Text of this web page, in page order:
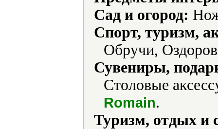
Сад и огород:
Спорт, туризм,
Обручи,
Сувениры,
Столовые
Romain.
Туризм, отдых и